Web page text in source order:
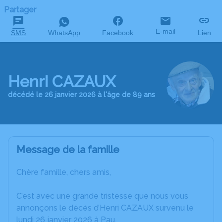
Partager
SMS WhatsApp Facebook E-mail Lien
Henri CAZAUX
décédé le 26 janvier 2026 à l'âge de 89 ans
Message de la famille
Chère famille, chers amis,
C’est avec une grande tristesse que nous vous
annonçons le décès d’Henri CAZAUX survenu le
lundi 26 janvier 2026 à Pau.